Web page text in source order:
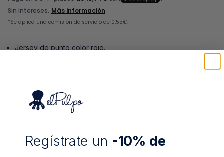
Jersey de punto color rojo.
Canalé elástico en cuello, puños y bajo.
Composición
Cuidados:Regístrate un -10% de